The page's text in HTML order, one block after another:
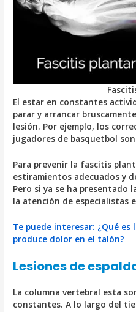
El estar en constantes
parar y arrancar
lesión. Por ejemplo, los
jugadores de basquetbol
Para prevenir la fascitis
estiramientos adecuados y
Pero si ya se ha presentado
la atención de especialistas
Te puede interesar: ¿Qué
produce dolor en el talón?
Lesiones de
La columna vertebral esta
constantes. A lo largo del